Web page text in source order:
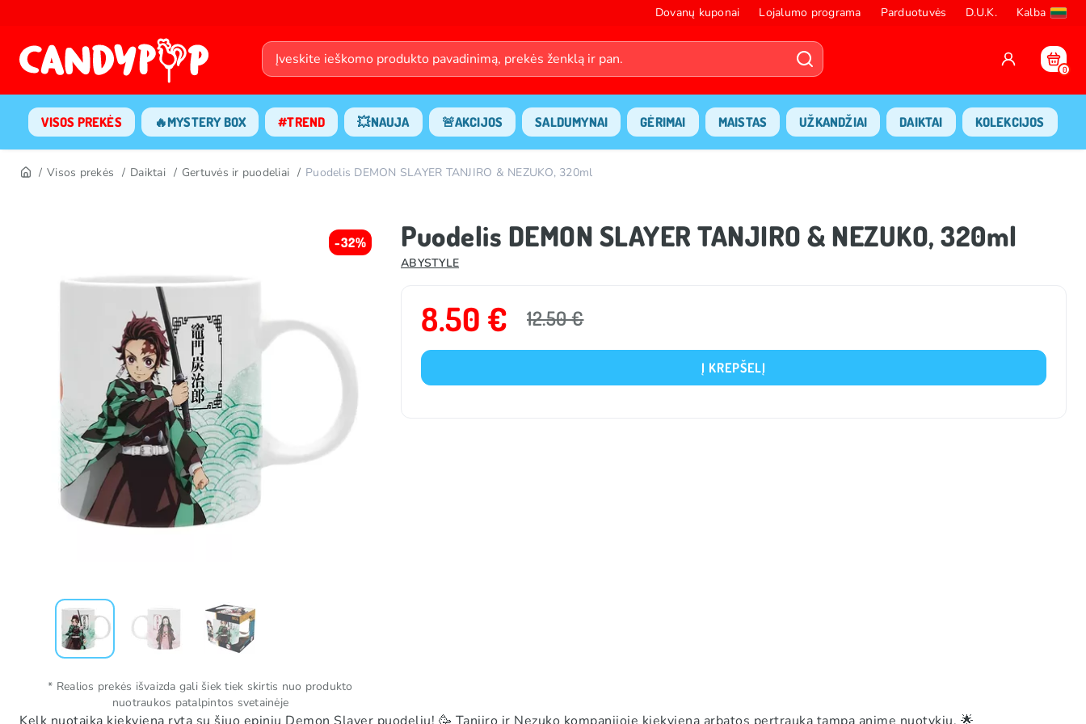
Dovanų kuponai Lojalumo programa Parduotuvės D.U.K. Kalba
0
VISOS PREKĖS 🔥MYSTERY BOX #TREND 💥NAUJA 🚨AKCIJOS SALDUMYNAI GĖRIMAI MAISTAS UŽKANDŽIAI DAIKTAI KOLEKCIJOS
Visos prekės Daiktai Gertuvės ir puodeliai Puodelis DEMON SLAYER TANJIRO & NEZUKO, 320ml
-32% Puodelis DEMON SLAYER TANJIRO & NEZUKO, 320ml
ABYSTYLE
8.50 € 12.50 €
Į KREPŠELĮ
* Realios prekės išvaizda gali šiek tiek skirtis nuo produkto
nuotraukos patalpintos svetainėje